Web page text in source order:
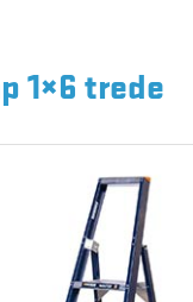
1×6 trede